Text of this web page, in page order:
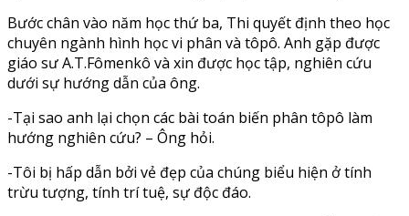
Bước chân vào năm học thứ ba, Thi quyết định theo học
chuyên ngành hình học vi phân và tôpô. Anh gặp được
giáo sư A.T.Fômenkô và xin được học tập, nghiên cứu
dưới sự hướng dẫn của ông.
-Tại sao anh lại chọn các bài toán biến phân tôpô làm
hướng nghiên cứu? – Ông hỏi.
-Tôi bị hấp dẫn bởi vẻ đẹp của chúng biểu hiện ở tính
trừu tượng, tính trí tuệ, sự độc đáo.